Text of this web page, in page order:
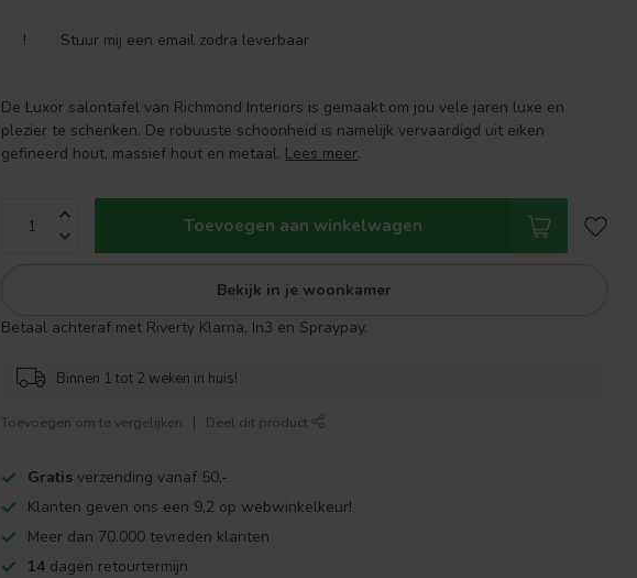
! Stuur mij een email zodra leverbaar
De Luxor salontafel van Richmond Interiors is gemaakt om jou vele jaren luxe en
plezier te schenken. De robuuste schoonheid is namelijk vervaardigd uit eiken
gefineerd hout, massief hout en metaal. Lees meer.
Toevoegen aan winkelwagen
Bekijk in je woonkamer
Betaal achteraf met Riverty Klarna, In3 en Spraypay.
Binnen 1 tot 2 weken in huis!
Toevoegen om te vergelijken Deel dit product
Gratis verzending vanaf 50,-
Klanten geven ons een 9,2 op webwinkelkeur!
Meer dan 70.000 tevreden klanten
14 dagen retourtermijn